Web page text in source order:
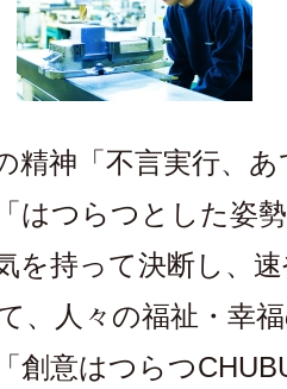
精神「不言実行、
はつらつとした姿
を持って決断し、
、人々の福祉・幸
創意はつらつ